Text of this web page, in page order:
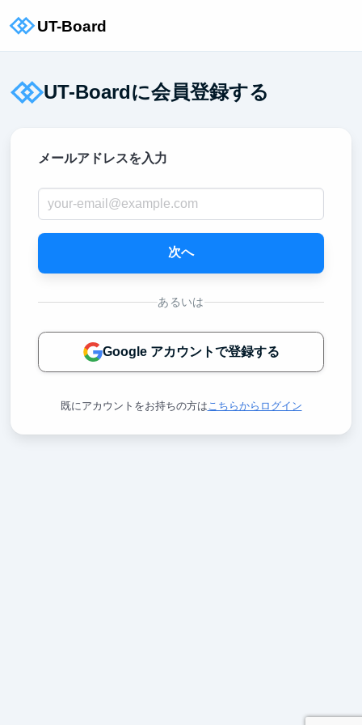
UT-Boardに会員登録する
メールアドレスを入力
次へ
あるいは
Google アカウントで登録する
既にアカウントをお持ちの方は こちらからログイン